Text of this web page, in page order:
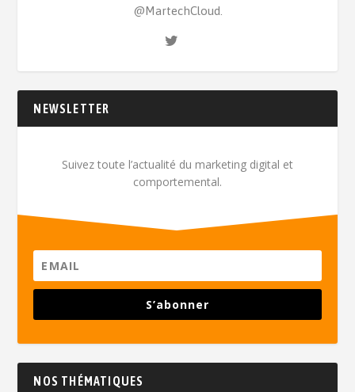
@MartechCloud.
NEWSLETTER
Suivez toute l’actualité du marketing digital et
comportemental.
S’abonner
NOS THÉMATIQUES